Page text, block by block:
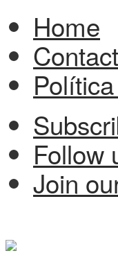
Home
Follow
Join